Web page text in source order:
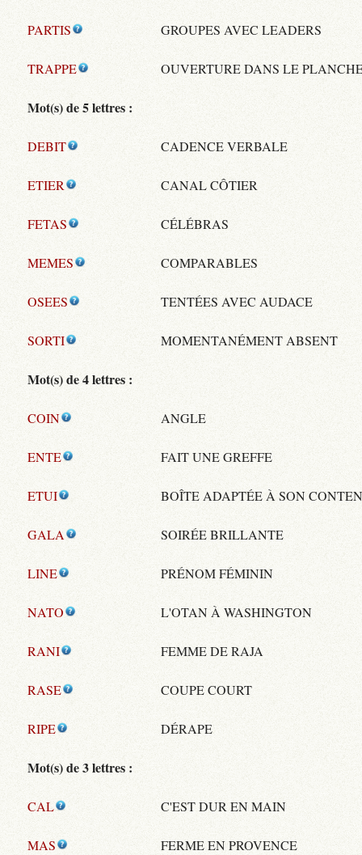
PARTIS GROUPES AVEC LEADERS
TRAPPE OUVERTURE DANS LE
Mot(s) de 5 lettres :
DEBIT CADENCE VERBALE
ETIER CANAL CÔTIER
FETAS CÉLÉBRAS
MEMES COMPARABLES
OSEES TENTÉES AVEC AUDACE
SORTI MOMENTANÉMENT ABSENT
Mot(s) de 4 lettres :
COIN ANGLE
ENTE FAIT UNE GREFFE
ETUI BOÎTE ADAPTÉE À SON
GALA SOIRÉE BRILLANTE
LINE PRÉNOM FÉMININ
NATO L'OTAN À WASHINGTON
RANI FEMME DE RAJA
RASE COUPE COURT
RIPE DÉRAPE
Mot(s) de 3 lettres :
CAL C'EST DUR EN MAIN
MAS FERME EN PROVENCE